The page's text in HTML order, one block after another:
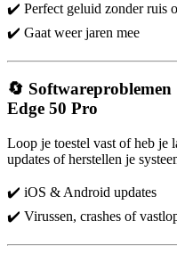
✔️ Perfect geluid zonder ruis
✔️ Gaat weer jaren mee
🔄
Edge 50 Pro
Loop je toestel vast of heb je
updates of herstellen je
✔️ iOS & Android updates
✔️ Virussen, crashes of